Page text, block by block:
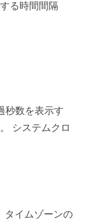
る時間間隔
秒数を表示す
システムクロ
タイムゾーンの